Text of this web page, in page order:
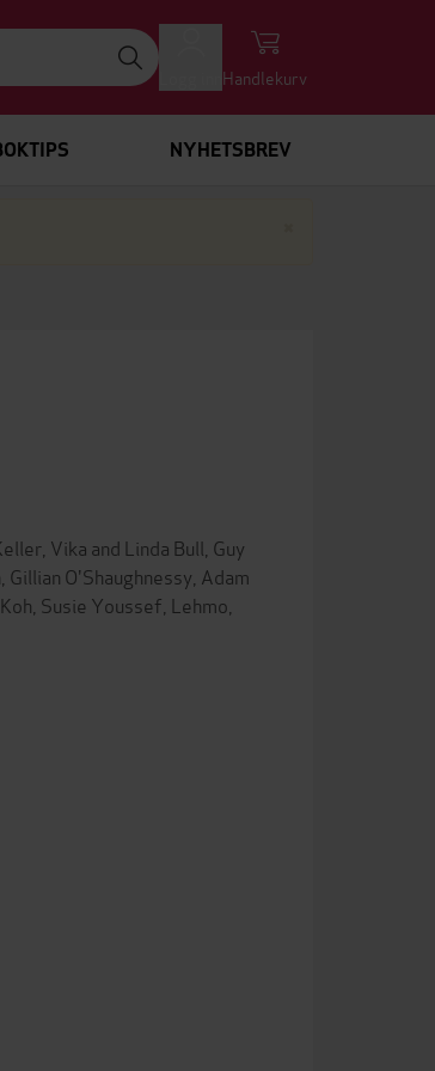
Handlekurv
NYHETSBREV
Vika and Linda Bull, Guy
O'Shaughnessy, Adam
Susie Youssef, Lehmo,